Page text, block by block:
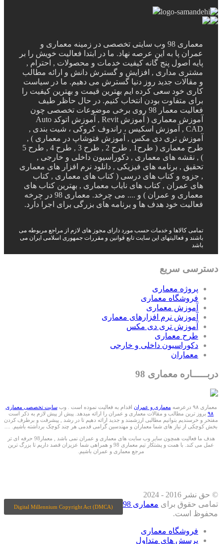
معماری 98 وب سایتی تخصصی در زمینه معماری و
عمران پا به این عرصه نهاد. ما در ابتدا فعالیت خویش را بر
پایه اصول پنج گانه کیفیت خدمات و محصولات , احترام ,
مشتری مداری , افزایش و گسترش دانش و ارائه مطالب
و مقالات جدید روز دنیا گسترش می دهیم. ما در سیاست
کاری خود سعی کرده ایم بهترین قیمت و بهترین کیفیت را
برای متفاوت بودن انتخاب کنیم. در حال حاظر طیف
فعالیت معمار 98 روی برخی موضوعات تخصصی چون
آموزش معماری ( آموزش Revit , آموزش اتوکد Auto
CAD , آموزش اسکیس ، راندوف کروکی ، شیت بندی ,
آموزش تری دی مکس , آموزش فتوشاپ در معماری ) ,
طرح معماری ( طرح1 , طرح 2 , طرح 3 , طرح 4 , طرح 5
) , نقشه های معماری , دکوراسیون داخلی و خارجی ,
تحقیق , برنامه های فیزیکی , دانلود نرم افزار های معماری
, جزوه و کتاب های درسی ( کتاب های معماری , کتاب
های عمران , کتاب های نایاب معماری , بهترین کتاب های
معماری و عمران ) و .... می چرخد. معماری 98 در چرخه
فعالیت خود هدف ها و برنامه های بزرگی برای اجرا دارد.
تمامی کالاها و خدمات حسب مورد دارای مجوز های لازم از مراجع مربوطه می
باشند و فعالیتهای این سایت تابع قوانین و مقررات جمهوری اسلامی ایران می
باشد
دسترسی سریع
پروژه معماری
فروشگاه معماری
آموزش معماری
آموزش نرم افزارهای معماری
آموزش تری دی مکس
طرح معماری
دکوراسیون داخلی و خارجی
معماران
دربـــــاره معماری 98
معماری ۹۸ درعرصه معماری و عمران اقدام به فعالیت نموده است . وبسایت تخصصی معماری
۹۸ بروز ترین مطالب و مقالات معماری و عمران را ارائه میدهد. پیش از پیش لازم به ذکر است
مفتخر و خرسندیم بتوانیم مطالبی ارزشمند و جدید ارائه دهیم تا در رشد , پیشرفت و برطرف کردن
بخش کوچکی از نیاز های شما معماران و مهندسین گرامی قدمی هر چند کوچک برداشته باشیم. ....
هدف ما فعالیت همچون سایر وب سایت های معماری و عمران نمی باشد , معمار98 حرفه ای تر
عمل می کند. با همت و پشتکار تیم معماری 98 و همراهی شما عزیزان قصد داریم تا بزرگ ترین
مرجع معماری و عمران باشیم.
Digital Millennium Copyright Act (DMCA)
© حق نشر 2016 - 2024
تمامی حقوق برای معماری 98
محفوظ است.
فروشگاه معماری
پرسش های متداول